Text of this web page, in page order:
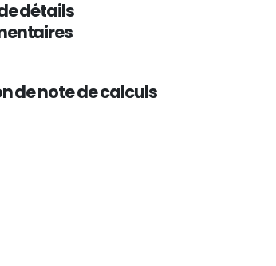
détails
de note de calculs